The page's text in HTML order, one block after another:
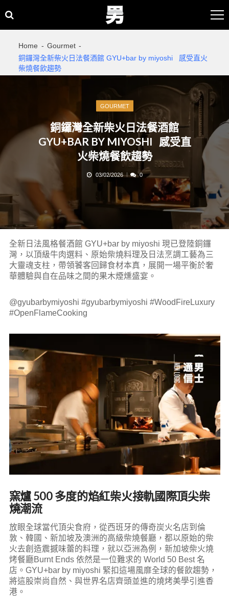
to
to
Home
Gourmet
銅鑼灣全新柴火日法餐酒館 GYU+bar by miyoshi 感受直火
柴燒餐飲趨勢
GOURMET
銅鑼灣全新柴火日法餐酒館
GYU+BAR BY MIYOSHI 感受直
火柴燒餐飲趨勢
03/02/2026 0
全新日法風格餐酒館 GYU+bar by miyoshi 現已登陸銅鑼
灣，以頂級牛肉選料、原始柴燒料理及日法烹調工藝為三
大靈魂支柱，帶領饕客回歸食材本真，展開一場平衡於奢
華體驗與自在品味之間的果木煙燻盛宴。
@gyubarbymiyoshi #gyubarbymiyoshi #WoodFireLuxury
#OpenFlameCooking
窯爐 500 多度的焰紅柴火接軌國際頂尖柴
燒潮流
放眼全球當代頂尖食府，從西班牙的傳奇炭火名店到倫
敦、韓國、新加坡及澳洲的高級柴燒餐廳，都以原始的柴
火去創造震撼味蕾的料理，就以亞洲為例，新加坡柴火燒
烤餐廳Burnt Ends 依然是一位難求的 World 50 Best 名
店。GYU+bar by miyoshi 緊扣這場風靡全球的餐飲趨勢，
將這股崇尚自然、與世界名店齊頭並進的燒烤美學引進香
港。